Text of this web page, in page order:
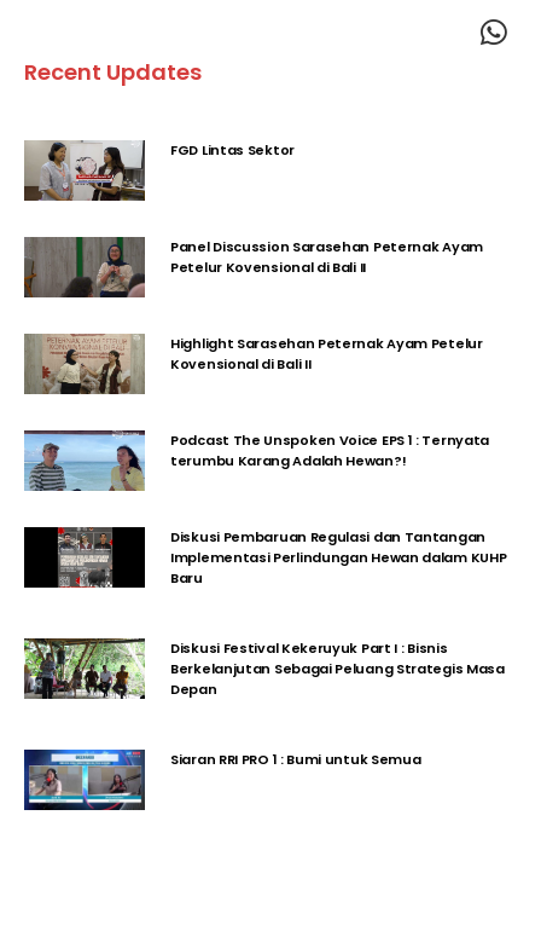
Recent Updates
FGD Lintas Sektor
Panel Discussion Sarasehan Peternak Ayam
Petelur Kovensional di Bali II
Highlight Sarasehan Peternak Ayam Petelur
Kovensional di Bali II
Podcast The Unspoken Voice EPS 1 : Ternyata
terumbu Karang Adalah Hewan?!
Diskusi Pembaruan Regulasi dan Tantangan
Implementasi Perlindungan Hewan dalam KUHP
Baru
Diskusi Festival Kekeruyuk Part I : Bisnis
Berkelanjutan Sebagai Peluang Strategis Masa
Depan
Siaran RRI PRO 1 : Bumi untuk Semua